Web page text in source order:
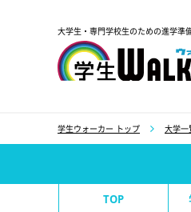
大学生・専門学校生のための進学準
学生ウォーカー トップ 大学一
TOP